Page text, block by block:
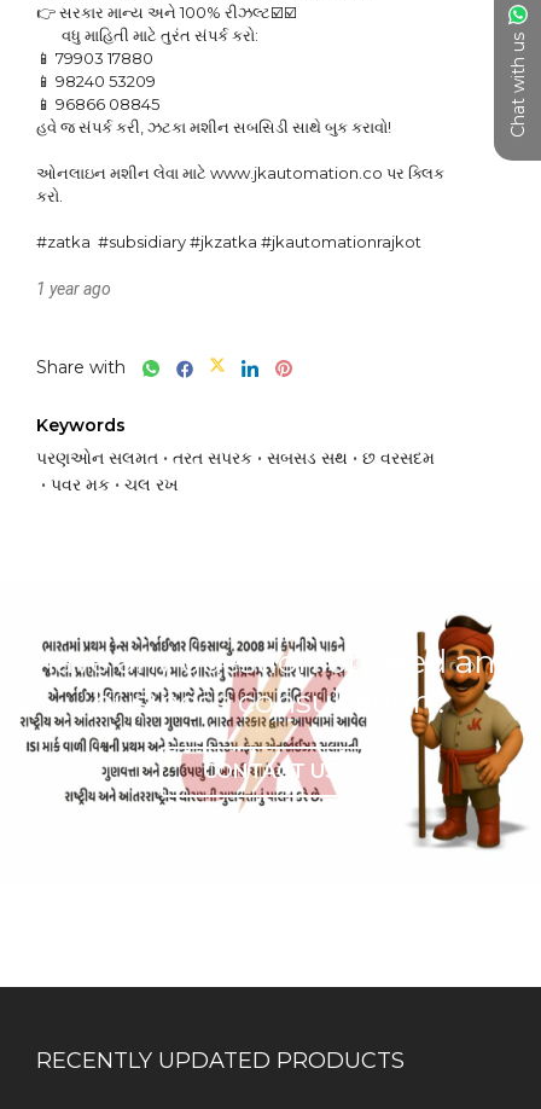
Chat with us
👉 સરકાર માન્ય અને 100% રીઝલ્ટ☑️☑️
📱 79903 17880
📱 98240 53209
📱 96866 08845
હવે જ સંપર્ક કરી, ઝટકા મશીન સબસિડી સાથે બુક કરાવો!
ઓનલાઇન મશીન લેવા માટે www.jkautomation.co પર ક્લિક
કરો.
#zatka  #subsidiary #jkzatka #jkautomationrajkot
1 year ago
Share with
Keywords
પરણઓન સલમત
તરત સપરક સબસડ સથ
છ વરસદમ
પવર મક
ચલ રખ
Have any question or need any
business consultation?
CONTACT US
RECENTLY UPDATED PRODUCTS